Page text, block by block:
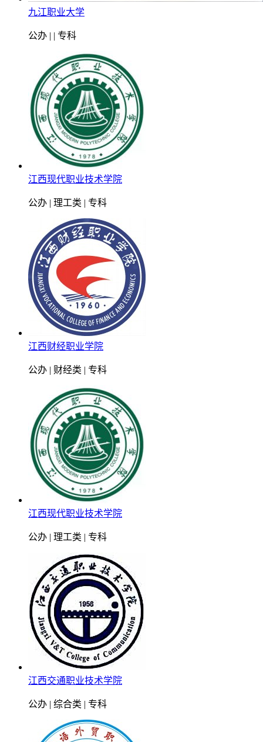
九江职业大学
公办 | | 专科
江西现代职业技术学院
公办 | 理工类 | 专科
江西财经职业学院
公办 | 财经类 | 专科
江西现代职业技术学院
公办 | 理工类 | 专科
江西交通职业技术学院
公办 | 综合类 | 专科